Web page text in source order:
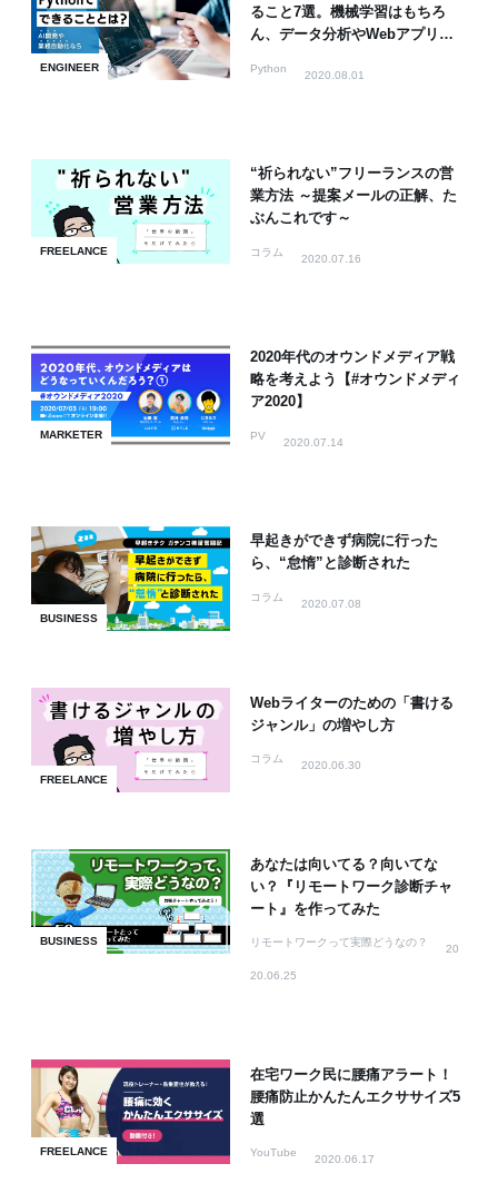
ENGINEER
ること7選。機械学習はもちろ
ん、データ分析やWebアプリ開
Python
2020.08.01
FREELANCE
“祈られない”フリーランスの営
業方法 ～提案メールの正解、た
ぶんこれです～
コラム
2020.07.16
MARKETER
2020年代のオウンドメディア戦
略を考えよう【#オウンドメディ
ア2020】
PV
2020.07.14
BUSINESS
早起きができず病院に行った
ら、“怠惰”と診断された
コラム
2020.07.08
FREELANCE
Webライターのための「書ける
ジャンル」の増やし方
コラム
2020.06.30
BUSINESS
あなたは向いてる？向いてな
い？『リモートワーク診断チャ
ート』を作ってみた
リモートワークって実際どうなの？
20
20.06.25
FREELANCE
在宅ワーク民に腰痛アラート！
腰痛防止かんたんエクササイズ5
選
YouTube
2020.06.17